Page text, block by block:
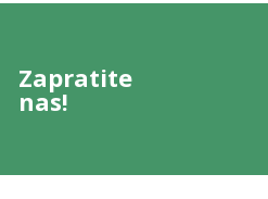
Zapratite
nas!